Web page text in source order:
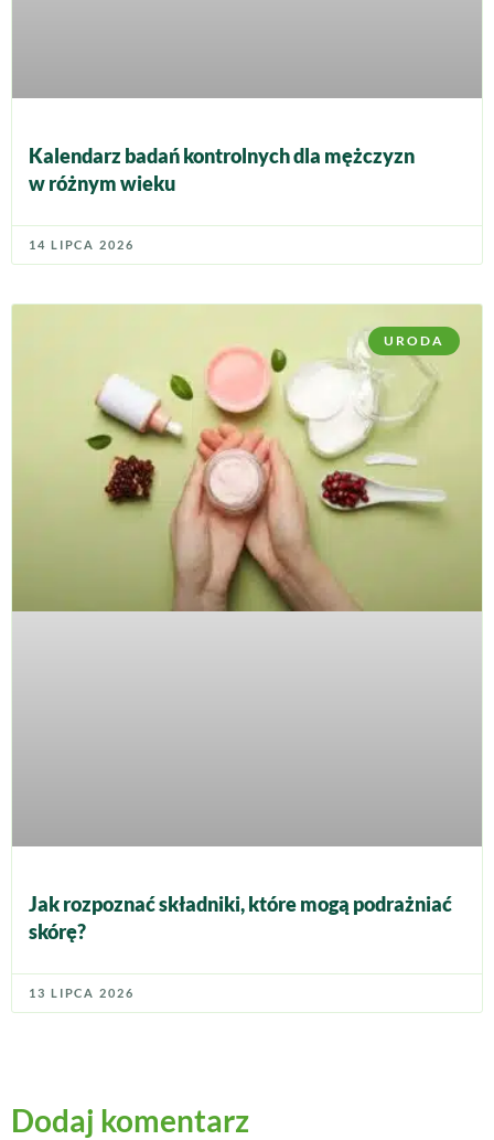
Kalendarz badań kontrolnych dla mężczyzn
w różnym wieku
14 LIPCA 2026
URODA
Jak rozpoznać składniki, które mogą podrażniać
skórę?
13 LIPCA 2026
Dodaj komentarz